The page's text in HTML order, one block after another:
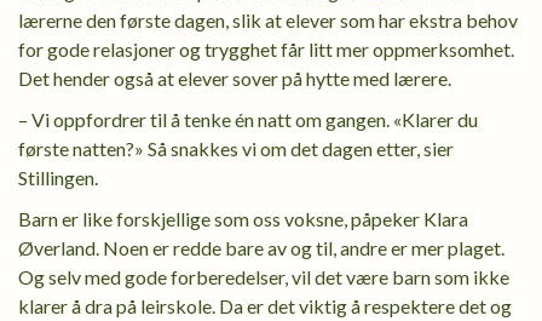
lærerne den første dagen, slik at elever som har ekstra behov
for gode relasjoner og trygghet får litt mer oppmerksomhet.
Det hender også at elever sover på hytte med lærere.
­– Vi oppfordrer til å tenke én natt om gangen. «Klarer du
første natten?» Så snakkes vi om det dagen etter, sier
Stillingen.
Barn er like forskjellige som oss voksne, påpeker Klara
Øverland. Noen er redde bare av og til, andre er mer plaget.
Og selv med gode forberedelser, vil det være barn som ikke
klarer å dra på leirskole. Da er det viktig å respektere det og